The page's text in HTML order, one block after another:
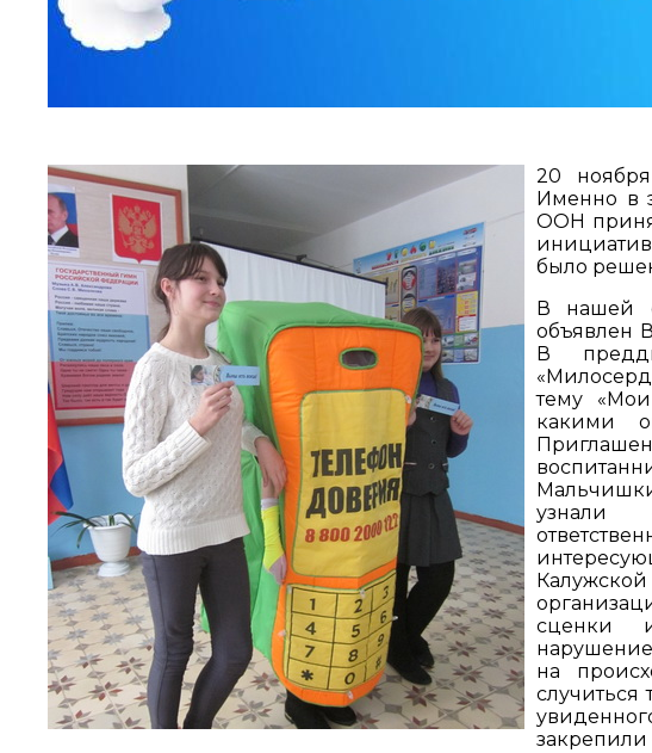
20
Именно в
ООН
было
В нашей
объявлен
В
тему
какими
узнали
сценки
на
случиться
закрепили